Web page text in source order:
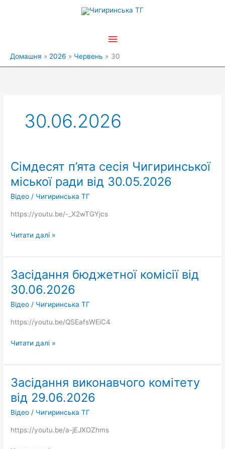
Головне
Домашня 2026 Червень 30
30.06.2026
Сімдесят п’ята сесія Чигиринської
міської ради від 30.05.2026
Відео / Чигиринська ТГ
https://youtu.be/-_X2wTGYjcs
Сімдесят
п’ята
сесія
Чигиринської
ради
від
30.05.2026
Читати далі »
Засідання бюджетної комісії від
30.06.2026
Відео / Чигиринська ТГ
https://youtu.be/QSEafsWEiC4
Засідання
бюджетної
комісії
від
Читати далі »
Засідання виконавчого комітету
від 29.06.2026
Відео / Чигиринська ТГ
https://youtu.be/a-jEJXOZhms
Засідання
виконавчого
комітету
від